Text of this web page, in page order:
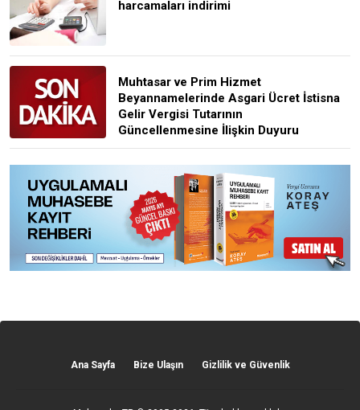
harcamaları indirimi
Muhtasar ve Prim Hizmet
Beyannamelerinde Asgari Ücret İstisna
Gelir Vergisi Tutarının
Güncellenmesine İlişkin Duyuru
Ana Sayfa Bize Ulaşın Gizlilik ve Güvenlik